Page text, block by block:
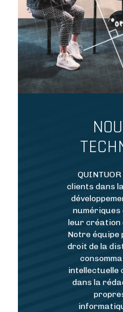
Résumé
clients dans
numériques
leur création
Notre
droit de la
intellectuelle
dans la